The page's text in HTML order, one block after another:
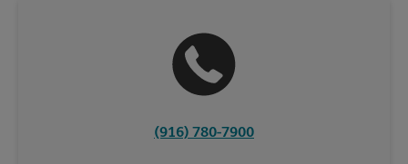
(916) 780-7900